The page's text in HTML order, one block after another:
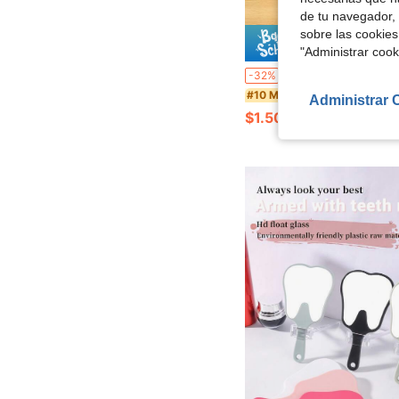
Ahorro
-32%
#10 Más vendidos
$1.50
de tu
sobre las
"Administrar
Administrar